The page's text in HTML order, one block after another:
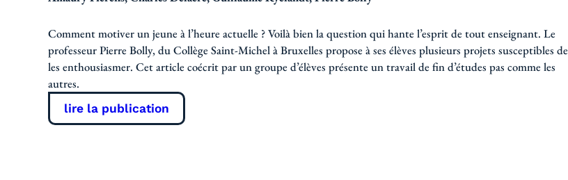
Comment motiver un jeune à l’heure actuelle ? Voilà bien la question qui hante l’esprit de tout enseignant. Le
professeur Pierre Bolly, du Collège Saint-Michel à Bruxelles propose à ses élèves plusieurs projets susceptibles de
les enthousiasmer. Cet article coécrit par un groupe d’élèves présente un travail de fin d’études pas comme les
autres.
lire la publication